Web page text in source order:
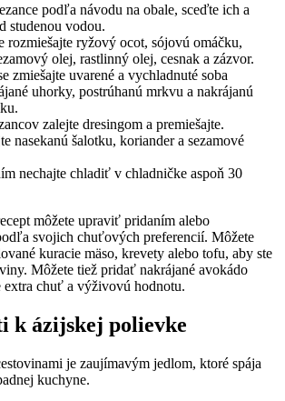
podľa návodu na obale, sceďte ich a
studenou vodou.
rozmiešajte ryžový ocot, sójovú omáčku,
olej, rastlinný olej, cesnak a zázvor.
zmiešajte uvarené a vychladnuté soba
uhorky, postrúhanú mrkvu a nakrájanú
zalejte dresingom a premiešajte.
nasekanú šalotku, koriander a sezamové
nechajte chladiť v chladničke aspoň 30
môžete upraviť pridaním alebo
svojich chuťových preferencií. Môžete
kuracie mäso, krevety alebo tofu, aby ste
Môžete tiež pridať nakrájané avokádo
extra chuť a výživovú hodnotu.
k ázijskej polievke
je zaujímavým jedlom, ktoré spája
kuchyne.